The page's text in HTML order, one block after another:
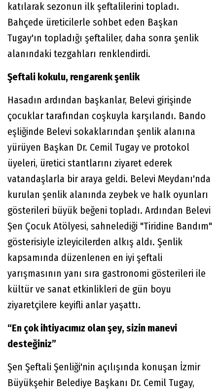
katılarak sezonun ilk şeftalilerini topladı.
Bahçede üreticilerle sohbet eden Başkan
Tugay'ın topladığı şeftaliler, daha sonra şenlik
alanındaki tezgahları renklendirdi.
Şeftali kokulu, rengarenk şenlik
Hasadın ardından başkanlar, Belevi girişinde
çocuklar tarafından coşkuyla karşılandı. Bando
eşliğinde Belevi sokaklarından şenlik alanına
yürüyen Başkan Dr. Cemil Tugay ve protokol
üyeleri, üretici stantlarını ziyaret ederek
vatandaşlarla bir araya geldi. Belevi Meydanı'nda
kurulan şenlik alanında zeybek ve halk oyunları
gösterileri büyük beğeni topladı. Ardından Belevi
Şen Çocuk Atölyesi, sahnelediği "Tiridine Bandım"
gösterisiyle izleyicilerden alkış aldı. Şenlik
kapsamında düzenlenen en iyi şeftali
yarışmasının yanı sıra gastronomi gösterileri ile
kültür ve sanat etkinlikleri de gün boyu
ziyaretçilere keyifli anlar yaşattı.
“En çok ihtiyacımız olan şey, sizin manevi
desteğiniz”
Şen Şeftali Şenliği'nin açılışında konuşan İzmir
Büyükşehir Belediye Başkanı Dr. Cemil Tugay,